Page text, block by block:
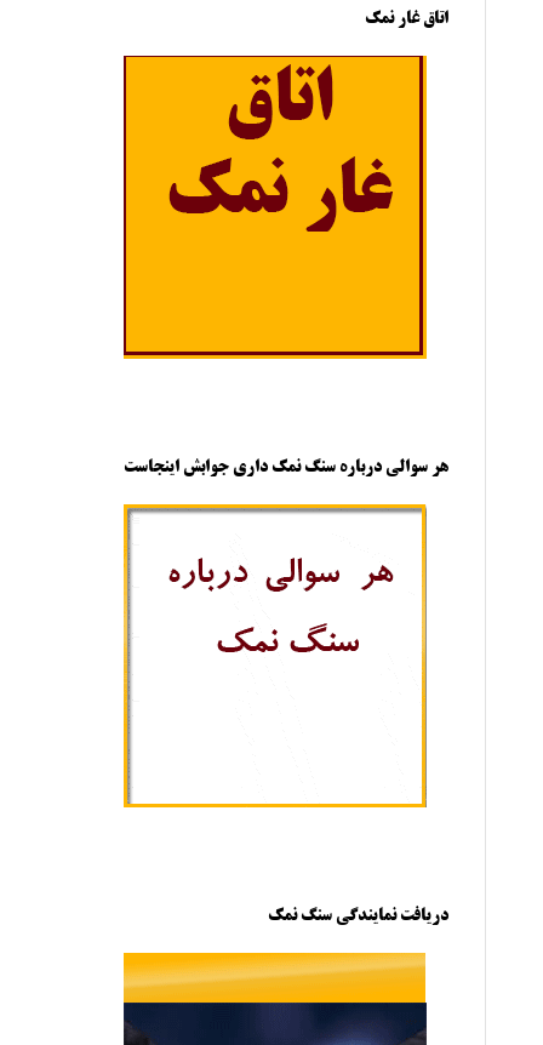
اتاق غار نمک
هر سوالی درباره سنگ نمک داری جوابش اینجاست
دریافت نمایندگی سنگ نمک